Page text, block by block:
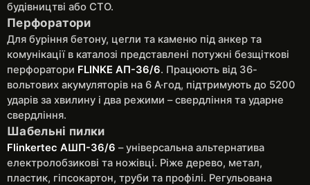
будівництві або СТО.
Перфоратори
Для буріння бетону, цегли та каменю під анкер та
комунікації в каталозі представлені потужні безщіткові
перфоратори FLINKE АП-36/6. Працюють від 36-
вольтових акумуляторів на 6 А·год, підтримують до 5200
ударів за хвилину і два режими – свердління та ударне
свердління.
Шабельні пилки
Flinkertec АШП-36/6 – універсальна альтернатива
електролобзикові та ножівці. Ріже дерево, метал,
пластик, гіпсокартон, труби та профілі. Регульована